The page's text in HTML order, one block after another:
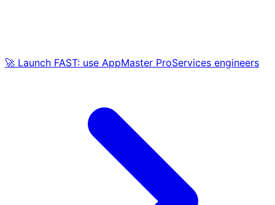
🚀 Launch FAST: use AppMaster ProServices engineers